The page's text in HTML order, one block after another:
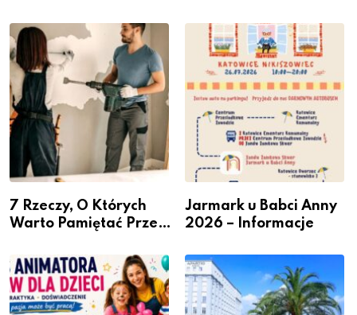
– nabór dla
przedsiębiorców
Podlesiu
7 Rzeczy, O Których
Warto Pamiętać Przed
Jarmark u Babci Anny
2026 – Informacje